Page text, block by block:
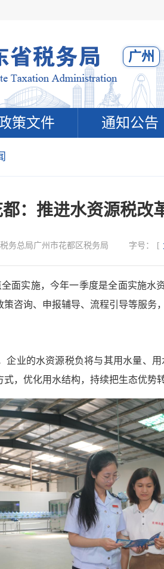
广州
策文件 通知公告
：推进水资源税改
务总局广州市花都区税务局 字号： [
面实施，今年一季度是全面实施
咨询、申报辅导、流程引导等服务
企业的水资源税负将与其用水量、
，优化用水结构，持续把生态优势